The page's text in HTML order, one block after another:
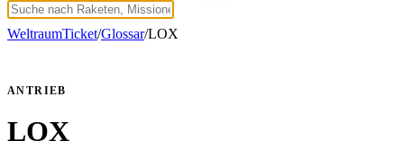
WeltraumTicket/Glossar/LOX
ANTRIEB
LOX